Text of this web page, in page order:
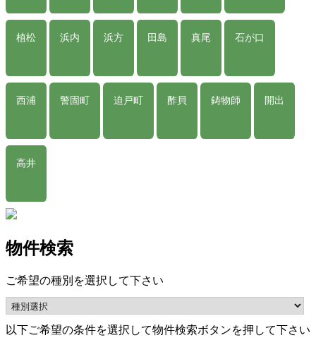
植松 浜内 浜方 田島 真尾 石が口
西浦 警固町 迫戸町 酢貝 鋳物師 開出
高井
物件検索
ご希望の種別を選択して下さい
以下ご希望の条件を選択して物件検索ボタンを押して下さい